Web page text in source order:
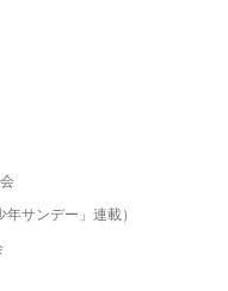
会
サンデー」連載）